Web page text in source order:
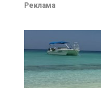
Реклама